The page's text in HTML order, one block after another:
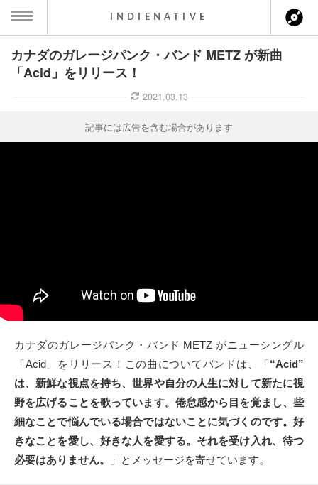
MENU
ト
クト
Twitter
Facebook
INDIENATIVE
カナダのガレージパンク・バンド METZ が新曲
「Acid」をリリース！
2021.03.13
記事には広告を含む場合があります
カナダのガレージパンク・バンド METZ がニューシングル
「Acid」をリリース！この曲についてバンドは、「“Acid”
は、新鮮な視点を持ち、世界や自分の人生に対して新たに視
野を広げることを歌っています。倦怠感から目を覚まし、些
細なことで悩んでいる場合ではないことに気づくのです。好
きなことを愛し、好きな人を愛する。それを受け入れ、待つ
必要はありません。
」とメッセージを寄せています。